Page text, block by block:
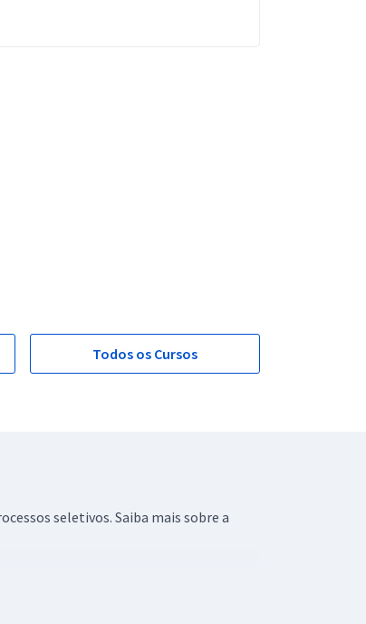
Todos os Cursos
seletivos. Saiba mais sobre a
de atuação, que vão desde Direito